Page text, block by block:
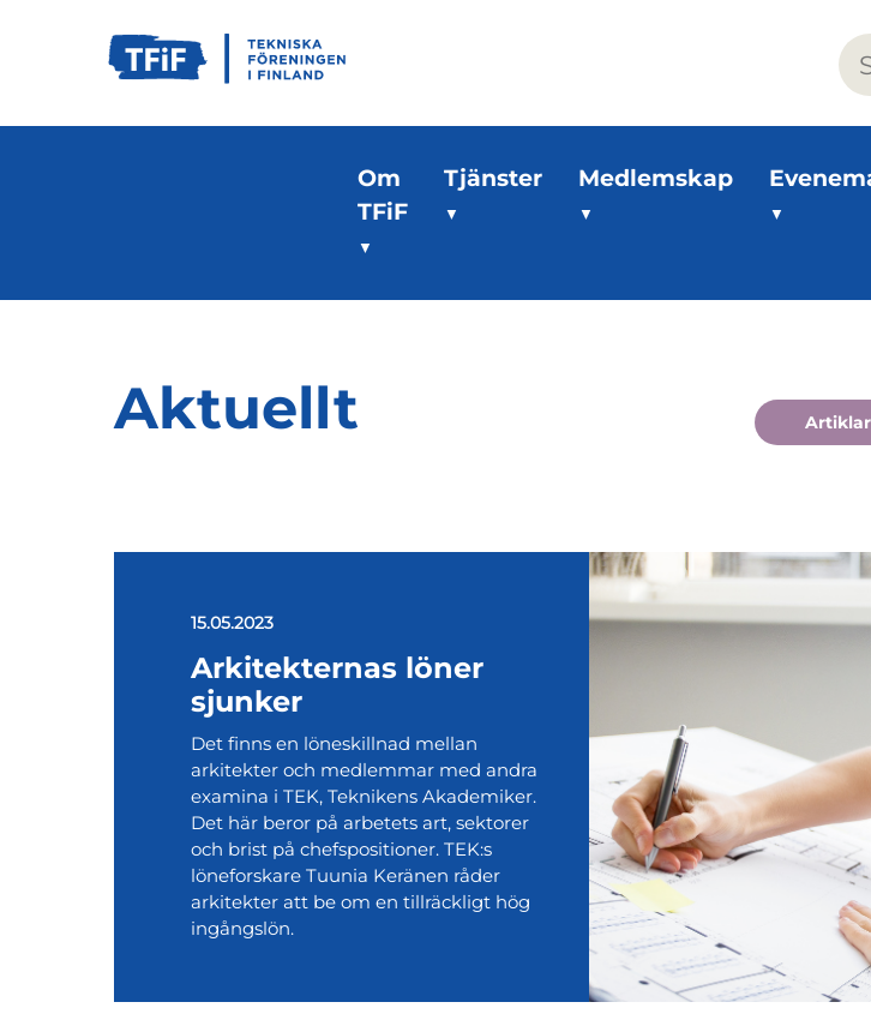
Om
TFiF
Tjänster Medlemskap
Aktuellt Artiklar
15.05.2023
Arkitekternas löner
sjunker
Det finns en löneskillnad mellan
arkitekter och medlemmar med andra
examina i TEK, Teknikens Akademiker.
Det här beror på arbetets art, sektorer
och brist på chefspositioner. TEK:s
löneforskare Tuunia Keränen råder
arkitekter att be om en tillräckligt hög
ingångslön.